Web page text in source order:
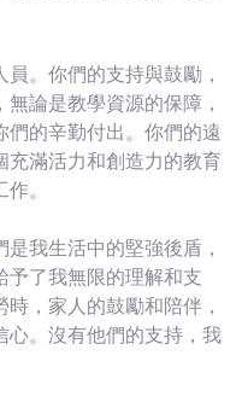
。你們的支持與鼓勵，
論是教學資源的保障，
們的辛勤付出。你們的遠
充滿活力和創造力的教育
。
我生活中的堅強後盾，
予了我無限的理解和支
，家人的鼓勵和陪伴，
心。沒有他們的支持，我